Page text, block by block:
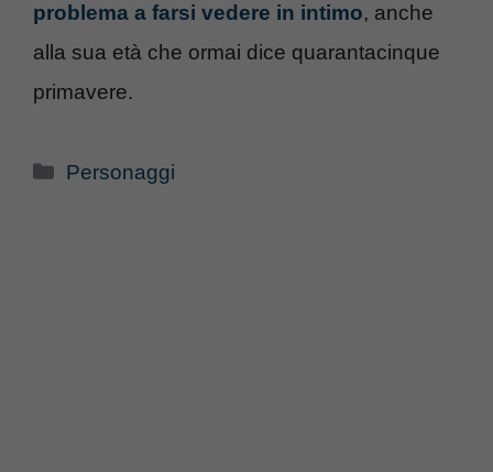
problema a farsi vedere in intimo, anche
alla sua età che ormai dice quarantacinque
primavere.
Categorie
Personaggi